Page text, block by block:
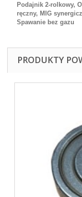
Podajnik 2-rolkowy,
ręczny, MIG
Spawanie bez gazu
PRODUKTY